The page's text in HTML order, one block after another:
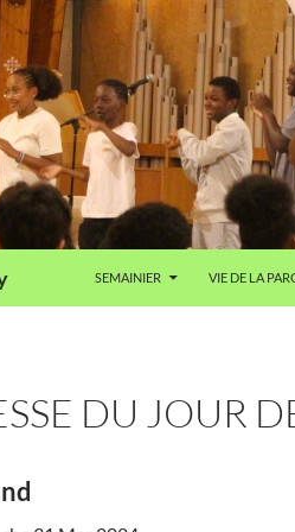
SEMAINIER VIE DE LA
DU JOUR